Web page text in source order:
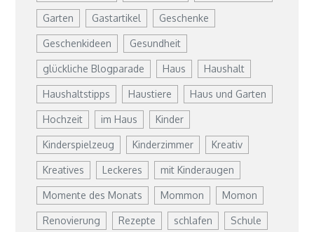
Garten Gastartikel Geschenke
Geschenkideen Gesundheit
glückliche Blogparade Haus Haushalt
Haushaltstipps Haustiere Haus und Garten
Hochzeit im Haus Kinder
Kinderspielzeug Kinderzimmer Kreativ
Kreatives Leckeres mit Kinderaugen
Momente des Monats Mommon Momon
Renovierung Rezepte schlafen Schule